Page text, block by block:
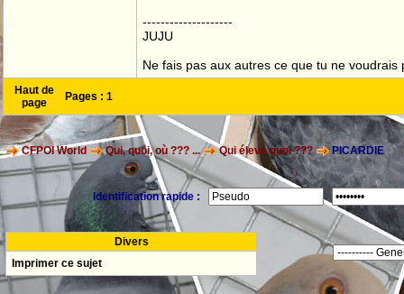
--------------------
JUJU
Ne fais pas aux autres ce que tu ne voudrais
Haut de
page
Pages : 1
CFPOI World Qui, quoi, où ??? ... Qui éleve quoi ??? PICARDIE
Identification rapide :
Divers
Imprimer ce sujet